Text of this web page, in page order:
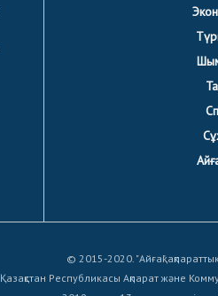
© 2015-2020. "Айғақ" ақпараттық
Қазақстан Республикасы Ақпарат және